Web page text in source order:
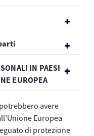
terze parti
IN PAESI
EUROPEA
avere
Europea
di protezione